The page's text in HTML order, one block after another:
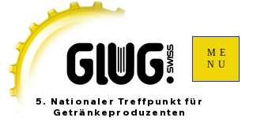
ME
NU
5. Nationaler Treffpunkt für
Getränkeproduzenten